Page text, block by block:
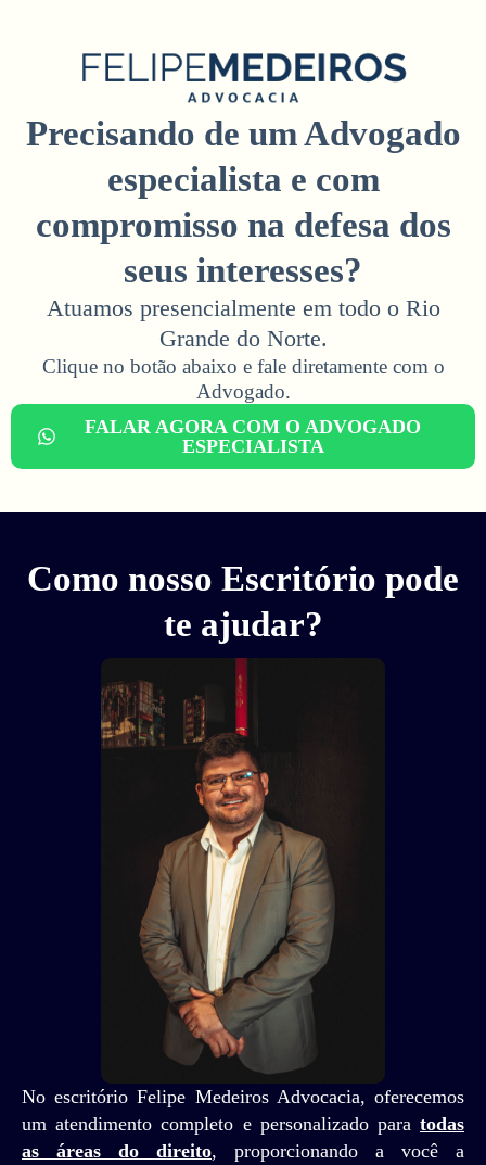
Precisando de um Advogado
especialista e com
compromisso na defesa dos
seus interesses?
Atuamos presencialmente em todo o Rio
Grande do Norte.
Clique no botão abaixo e fale diretamente com o
Advogado.​
FALAR AGORA COM O ADVOGADO
ESPECIALISTA
Como nosso Escritório pode
te ajudar?
No escritório Felipe Medeiros Advocacia, oferecemos
um atendimento completo e personalizado para todas
as áreas do direito, proporcionando a você a